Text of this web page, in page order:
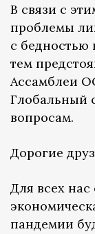
В связи с
проблемы
с бедностью
тем
Ассамблеи
Глобальный
вопросам.
Дорогие
Для всех
пандемии